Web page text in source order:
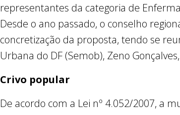
representantes da categoria de
Desde o ano passado, o conselho
concretização da proposta, tendo se
Urbana do DF (Semob), Zeno
Crivo popular
De acordo com a Lei nº 4.052/2007, a